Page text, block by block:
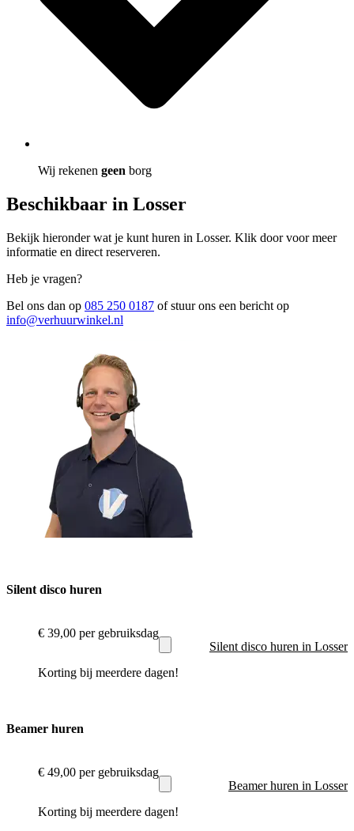
Wij rekenen geen borg
Beschikbaar in Losser
Bekijk hieronder wat je kunt huren in Losser. Klik door voor meer
informatie en direct reserveren.
Heb je vragen?
Bel ons dan op 085 250 0187 of stuur ons een bericht op
info@verhuurwinkel.nl
Silent disco huren
€ 39,00 per gebruiksdag
Korting bij meerdere dagen!
Silent disco huren in Losser
Beamer huren
€ 49,00 per gebruiksdag
Korting bij meerdere dagen!
Beamer huren in Losser